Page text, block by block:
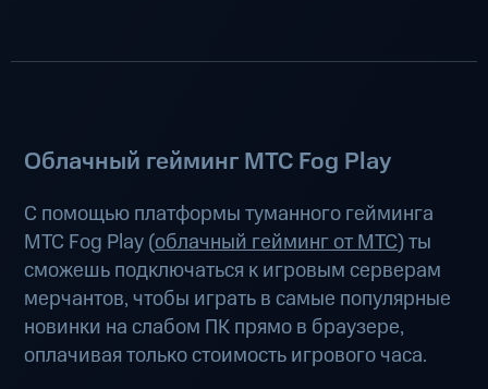
Облачный гейминг МТС Fog Play
С помощью платформы туманного гейминга
МТС Fog Play (облачный гейминг от МТС) ты
сможешь подключаться к игровым серверам
мерчантов, чтобы играть в самые популярные
новинки на слабом ПК прямо в браузере,
оплачивая только стоимость игрового часа.